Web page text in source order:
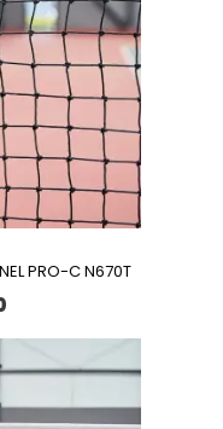
PRO-C N670T